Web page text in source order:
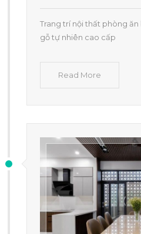
Trang trí nội thất phòng
gỗ tự nhiên cao cấp
Read More